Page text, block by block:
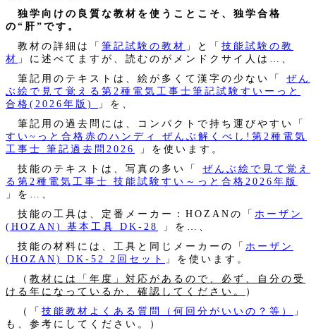
独学向けの良質な教材を使うことこそ、独学合格
の“肝”です。
教材の詳細は「 筆記試験の教材 」と「 技能試験の教
材 」に述べてますが、読むのがメンドクサイ人は…、
筆記用のテキストは、絵が多くて漢字の少ない「
ぜん
ぶ絵で見て覚える第2種電気工事士筆記試験すいーっと
合格(2026年版)
」を、
筆記用の過去問には、コンパクトで持ち運びやすい「
すい~っと合格赤のハンディ ぜんぶ解くべし!第2種電気
工事士 筆記過去問2026
」を使います。
技能のテキストは、写真の多い「
ぜんぶ絵で見て覚え
る第2種電気工事士 技能試験すい～っと合格2026年版
」を…、
技能の工具は、定番メーカー：HOZANの「 ホーザン
(HOZAN) 基本工具 DK-28
」を…、
技能の材料には、工具と同じメーカーの「 ホーザン
(HOZAN) DK-52 2回セット
」を使います。
（ 教材には「年度」対応があるので、必ず、自分の受
ける年になっているか、確認してください。
）
（「 技能教材よくある質問（何回分がいいの？等）
」
も、参考にしてください。）